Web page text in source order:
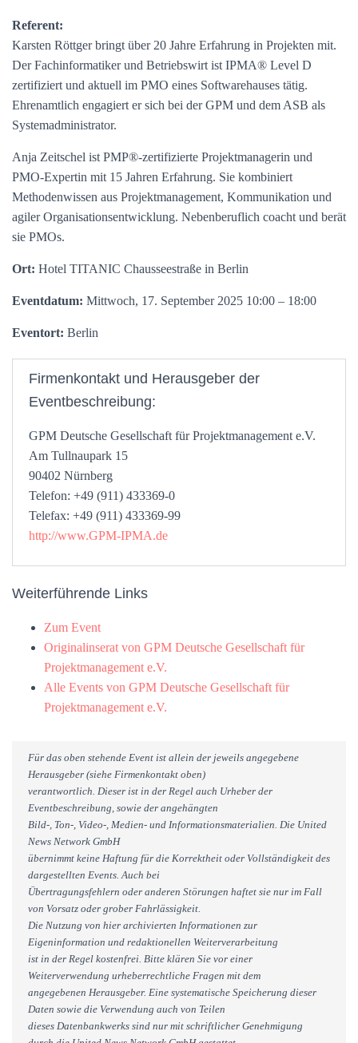
Referent:
Karsten Röttger bringt über 20 Jahre Erfahrung in Projekten mit.
Der Fachinformatiker und Betriebswirt ist IPMA® Level D
zertifiziert und aktuell im PMO eines Softwarehauses tätig.
Ehrenamtlich engagiert er sich bei der GPM und dem ASB als
Systemadministrator.
Anja Zeitschel ist PMP®-zertifizierte Projektmanagerin und
PMO-Expertin mit 15 Jahren Erfahrung. Sie kombiniert
Methodenwissen aus Projektmanagement, Kommunikation und
agiler Organisationsentwicklung. Nebenberuflich coacht und berät
sie PMOs.
Ort: Hotel TITANIC Chausseestraße in Berlin
Eventdatum: Mittwoch, 17. September 2025 10:00 – 18:00
Eventort: Berlin
Firmenkontakt und Herausgeber der
Eventbeschreibung:
GPM Deutsche Gesellschaft für Projektmanagement e.V.
Am Tullnaupark 15
90402 Nürnberg
Telefon: +49 (911) 433369-0
Telefax: +49 (911) 433369-99
http://www.GPM-IPMA.de
Weiterführende Links
Zum Event
Originalinserat von GPM Deutsche Gesellschaft für
Projektmanagement e.V.
Alle Events von GPM Deutsche Gesellschaft für
Projektmanagement e.V.
Für das oben stehende Event ist allein der jeweils angegebene
Herausgeber (siehe Firmenkontakt oben)
verantwortlich. Dieser ist in der Regel auch Urheber der
Eventbeschreibung, sowie der angehängten
Bild-, Ton-, Video-, Medien- und Informationsmaterialien. Die United
News Network GmbH
übernimmt keine Haftung für die Korrektheit oder Vollständigkeit des
dargestellten Events. Auch bei
Übertragungsfehlern oder anderen Störungen haftet sie nur im Fall
von Vorsatz oder grober Fahrlässigkeit.
Die Nutzung von hier archivierten Informationen zur
Eigeninformation und redaktionellen Weiterverarbeitung
ist in der Regel kostenfrei. Bitte klären Sie vor einer
Weiterverwendung urheberrechtliche Fragen mit dem
angegebenen Herausgeber. Eine systematische Speicherung dieser
Daten sowie die Verwendung auch von Teilen
dieses Datenbankwerks sind nur mit schriftlicher Genehmigung